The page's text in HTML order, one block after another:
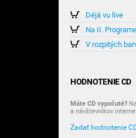
Déjá vu live
Na II.
V rozpitých
HODNOTENIE CD
Máte CD vypočuté?
a návštevníkov
Zadať hodnotenie